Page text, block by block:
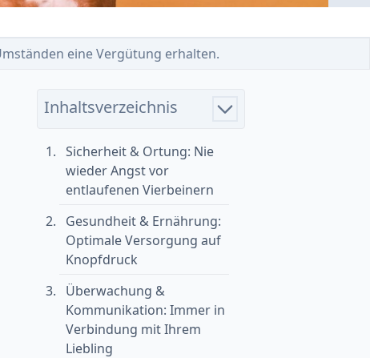
eine Vergütung erhalten.
Inhaltsverzeichnis
Sicherheit & Ortung: Nie
wieder Angst vor
entlaufenen Vierbeinern
Gesundheit & Ernährung:
Optimale Versorgung auf
Knopfdruck
Überwachung &
Kommunikation: Immer in
Verbindung mit Ihrem
Liebling